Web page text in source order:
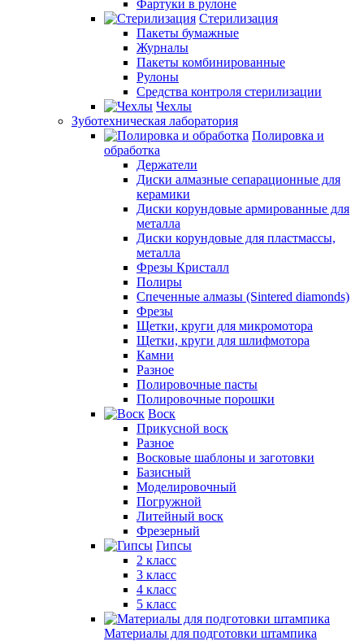
Фартуки в рулоне
Стерилизация
Пакеты бумажные
Журналы
Пакеты комбинированные
Рулоны
Средства контроля стерилизации
Чехлы
Зуботехническая лаборатория
Полировка и
обработка
Держатели
Диски алмазные сепарационные для
керамики
Диски корундовые армированные для
металла
Диски корундовые для пластмассы,
металла
Фрезы Кристалл
Полиры
Спеченные алмазы (Sintered diamonds)
Фрезы
Щетки, круги для микромотора
Щетки, круги для шлифмотора
Камни
Разное
Полировочные пасты
Полировочные порошки
Воск
Прикусной воск
Разное
Восковые шаблоны и заготовки
Базисный
Моделировочный
Погружной
Литейный воск
Фрезерный
Гипсы
2 класс
3 класс
4 класс
5 класс
Материалы для подготовки штампика